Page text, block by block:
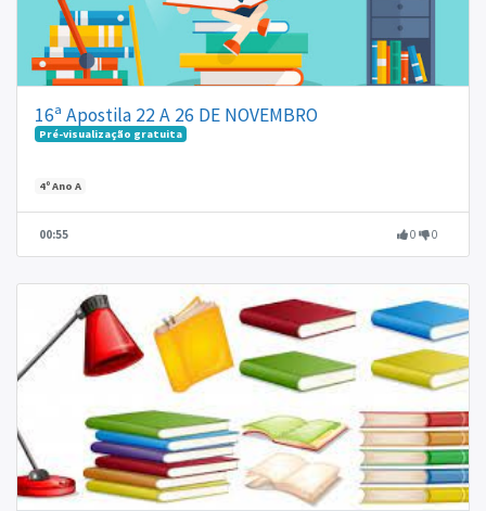
16ª Apostila 22 A 26 DE NOVEMBRO
Pré-visualização gratuita
4º Ano A
00:55 0 0